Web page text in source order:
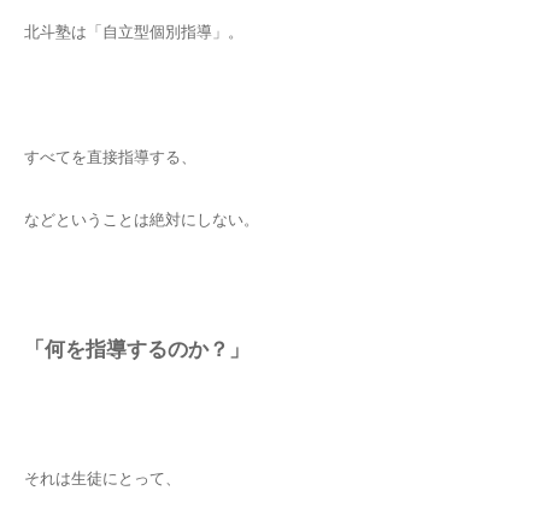
北斗塾は「自立型個別指導」。
すべてを直接指導する、
などということは絶対にしない。
「何を指導するのか？」
それは生徒にとって、